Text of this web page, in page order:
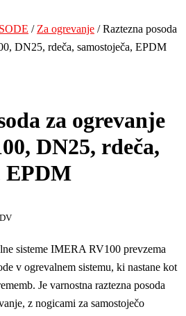
/ Za ogrevanje / Raztezna posoda
DN25, rdeča, samostoječa, EPDM
za ogrevanje
DN25, rdeča,
EPDM
sisteme IMERA RV100 prevzema
v ogrevalnem sistemu, ki nastane kot
Je varnostna raztezna posoda
z nogicami za samostoječo